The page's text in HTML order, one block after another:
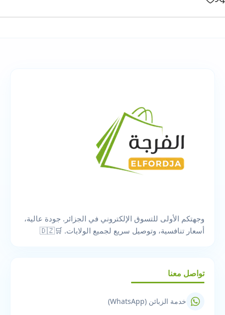
وجهتكم الأولى للتسوق الإلكتروني في الجزائر. جودة عالية،
أسعار تنافسية، وتوصيل سريع لجميع الولايات. 🛒🇩🇿
تواصل معنا
خدمة الزبائن (WhatsApp)